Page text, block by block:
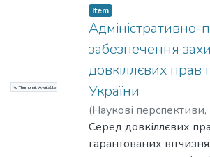
соціальному
зроблено на аналізі
України про
правопорушення (далі
встановлюють
правопорушення у
захисту, зайнятості,
забезпечення,
соціального
No Thumbnail Available
Item
Адміністративно-
забезпечення
довкіллєвих прав
України
(Наукові перспективи,
Анатолій Іванович
Серед довкіллєвих
гарантованих